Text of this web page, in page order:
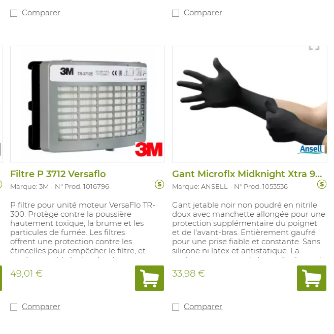
DIPHOTERINE® est à utilser dans le cas
Comparer Comparer
Filtre P 3712 Versaflo
Marque: 3M N° Prod. 1016796
P filtre pour unité moteur VersaFlo TR-
300. Protège contre la poussière
hautement toxique, la brume et les
particules de fumée. Les filtres
offrent une protection contre les
étincelles pour empêcher le filtre, et
rendre possible la douche de
décontamination. Saturation du filtre
n'est
détectable que par une augmentation
unité motrice alarme.
49,01 €
Comparer
Gant Microflx Midknight Xtra 93-862 100
Marque: ANSELL N° Prod. 1053536
Gant jetable noir non poudré en nitrile
doux avec manchette allongée pour une
protection supplémentaire du poignet
et de l'avant-bras. Entièrement gaufré
pour une prise fiable et constante. Sans
silicone ni latex et antistatique. La
couleur noire permet de voir facilement
si les mains sont entrées en contact avec
des poudres potentiellement
dangereuses. Le gant a été testé pour le
(vomissements), simulant un surdosage
33,98 €
Comparer